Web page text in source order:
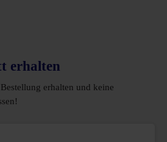
erhalten
erhalten und keine